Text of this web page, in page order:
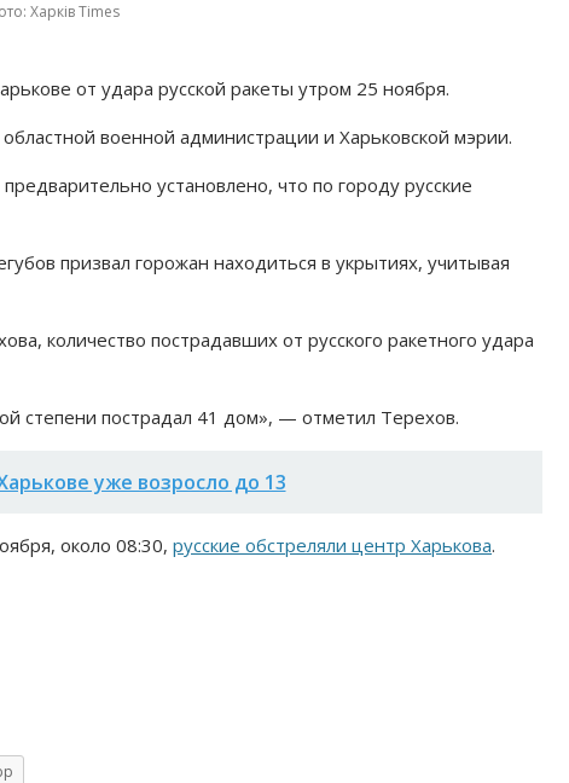
Харків Times
от удара русской ракеты утром 25 ноября.
военной администрации и Харьковской мэрии.
установлено, что по городу русские
призвал горожан находиться в укрытиях, учитывая
количество пострадавших от русского ракетного удара
степени пострадал 41 дом», — отметил Терехов.
уже возросло до 13
около 08:30, русские обстреляли центр Харькова.